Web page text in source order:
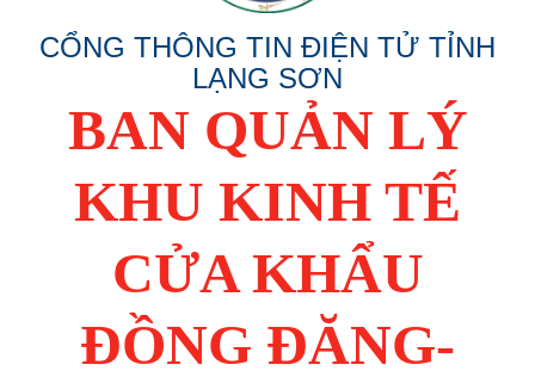
CỔNG THÔNG TIN ĐIỆN TỬ TỈNH
LẠNG SƠN
BAN QUẢN LÝ
KHU KINH TẾ
CỬA KHẨU
ĐỒNG ĐĂNG-